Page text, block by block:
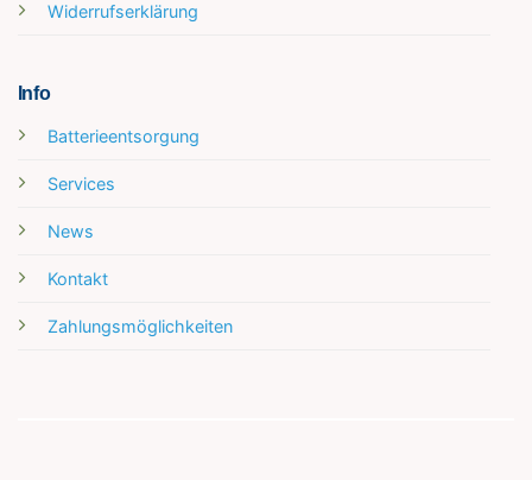
Widerrufserklärung
Info
Batterieentsorgung
Services
News
Kontakt
Zahlungsmöglichkeiten